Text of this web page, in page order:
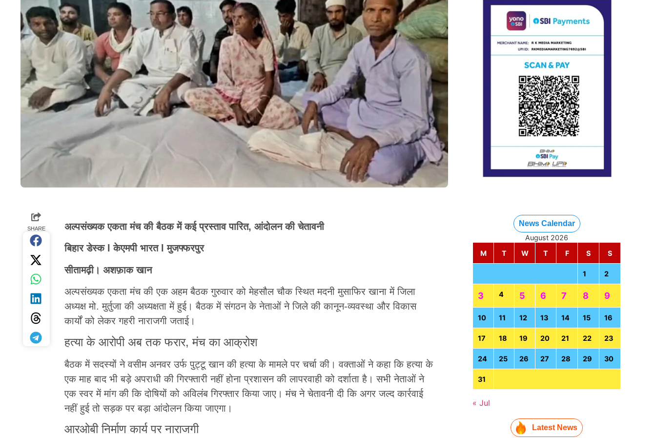
SHARE अल्पसंख्यक एकता मंच की बैठक में कई प्रस्ताव पारित, आंदोलन की चेतावनी
बिहार डेस्क l केएमपी भारत l मुजफ्फरपुर
सीतामढ़ी। अशफ़ाक खान
अल्पसंख्यक एकता मंच की एक अहम बैठक गुरुवार को मेहसौल चौक स्थित मदनी मुसाफिर खाना में जिला
अध्यक्ष मो. मुर्तुजा की अध्यक्षता में हुई। बैठक में संगठन के नेताओं ने जिले की कानून-व्यवस्था और विकास
कार्यों को लेकर गहरी नाराजगी जताई।
हत्या के आरोपी अब तक फरार, मंच का आक्रोश
बैठक में सदस्यों ने वसीम अनवर उर्फ पुट्टू खान की हत्या के मामले पर चर्चा की। वक्ताओं ने कहा कि हत्या के
एक माह बाद भी बड़े अपराधी की गिरफ्तारी नहीं होना प्रशासन की लापरवाही को दर्शाता है। सभी नेताओं ने
एक स्वर में मांग की कि दोषियों को अविलंब गिरफ्तार किया जाए। मंच ने चेतावनी दी कि अगर जल्द कार्रवाई
नहीं हुई तो सड़क पर बड़ा आंदोलन किया जाएगा।
आरओबी निर्माण कार्य पर नाराजगी
News Calendar
August 2026
M
T W T F S S
1 2
3 4 5 6 7 8 9
10 11 12 13 14 15 16
17 18 19 20 21 22 23
24 25 26 27 28 29 30
31
« Jul
Latest News